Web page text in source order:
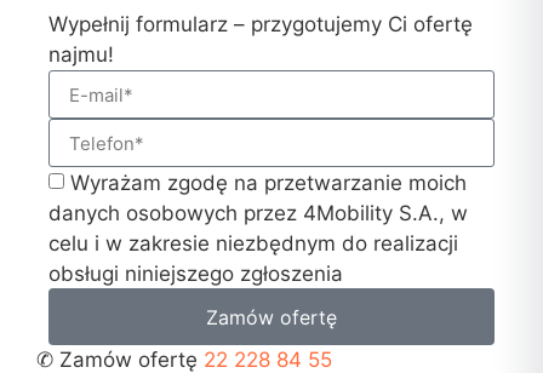
Wypełnij formularz – przygotujemy Ci ofertę
najmu!
Wyrażam zgodę na przetwarzanie moich
danych osobowych przez 4Mobility S.A., w
celu i w zakresie niezbędnym do realizacji
obsługi niniejszego zgłoszenia
Zamów ofertę
✆ Zamów ofertę 22 228 84 55